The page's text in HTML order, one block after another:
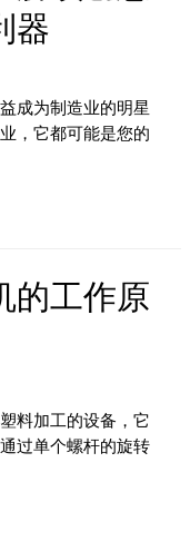
器
成为制造业的明星
，它都可能是您的
的工作原
料加工的设备，它
过单个螺杆的旋转